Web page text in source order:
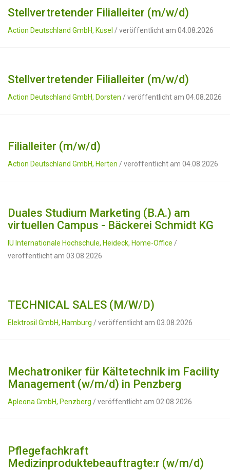
Stellvertretender Filialleiter (m/w/d)
Action Deutschland GmbH, Kusel / veröffentlicht am 04.08.2026
Stellvertretender Filialleiter (m/w/d)
Action Deutschland GmbH, Dorsten / veröffentlicht am 04.08.2026
Filialleiter (m/w/d)
Action Deutschland GmbH, Herten / veröffentlicht am 04.08.2026
Duales Studium Marketing (B.A.) am
virtuellen Campus - Bäckerei Schmidt KG
IU Internationale Hochschule, Heideck, Home-Office /
veröffentlicht am 03.08.2026
TECHNICAL SALES (M/W/D)
Elektrosil GmbH, Hamburg / veröffentlicht am 03.08.2026
Mechatroniker für Kältetechnik im Facility
Management (w/m/d) in Penzberg
Apleona GmbH, Penzberg / veröffentlicht am 02.08.2026
Pflegefachkraft
Medizinproduktebeauftragte:r (w/m/d)